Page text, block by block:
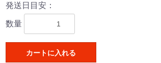
発送日目安：
数量
カートに入れる